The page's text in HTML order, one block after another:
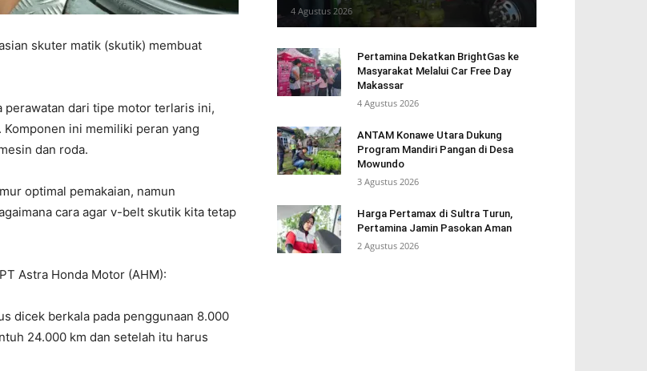
skuter matik (skutik) membuat
perawatan dari tipe motor terlaris ini,
ini memiliki peran yang
dan roda.
optimal pemakaian, namun
cara agar v-belt skutik kita tetap
Astra Honda Motor (AHM):
dicek berkala pada penggunaan 8.000
24.000 km dan setelah itu harus
4 Agustus 2026
Pertamina Dekatkan BrightGas ke
Masyarakat Melalui Car Free Day
Makassar
4 Agustus 2026
ANTAM Konawe Utara Dukung
Program Mandiri Pangan di Desa
Mowundo
3 Agustus 2026
Harga Pertamax di Sultra Turun,
Pertamina Jamin Pasokan Aman
2 Agustus 2026